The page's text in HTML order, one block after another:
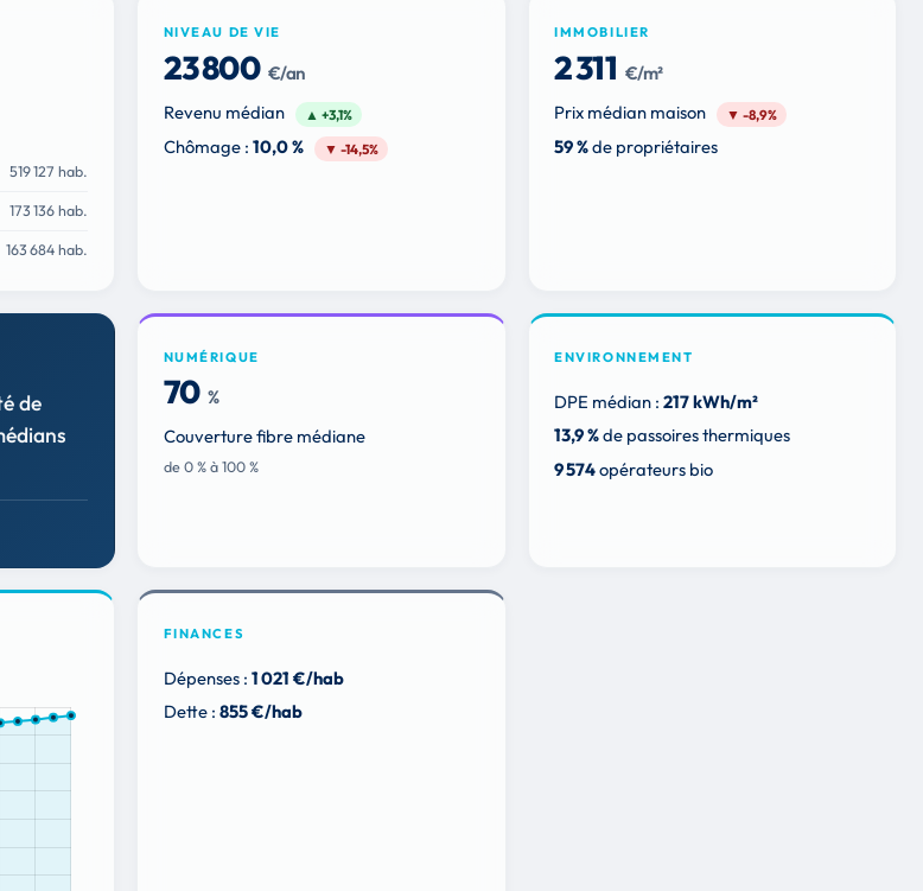
519 127 hab.
173 136 hab.
163 684 hab.
NIVEAU DE VIE
23 800 €/an
Revenu médian
▲ +3,1%
Chômage : 10,0 % ▼ -14,5%
IMMOBILIER
2 311 €/m²
Prix médian maison
▼ -8,9%
59 %de propriétaires
de
NUMÉRIQUE
70 %
Couverture fibre médiane
de 0 % à 100 %
ENVIRONNEMENT
DPE médian :217 kWh/m²
13,9 %de passoires thermiques
9 574opérateurs bio
FINANCES
Dépenses : 1 021 €/hab
Dette : 855 €/hab